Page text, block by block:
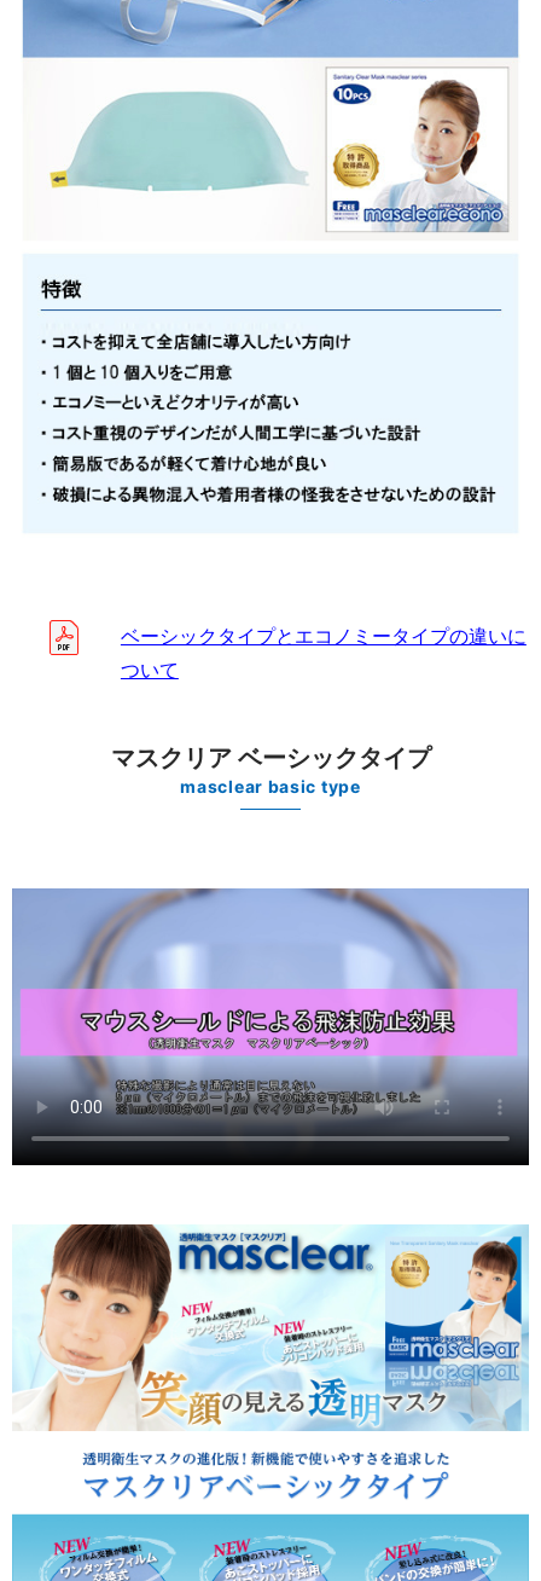
ベーシックタイプとエコノミータイプの違いに
ついて
マスクリア ベーシックタイプ
masclear basic type